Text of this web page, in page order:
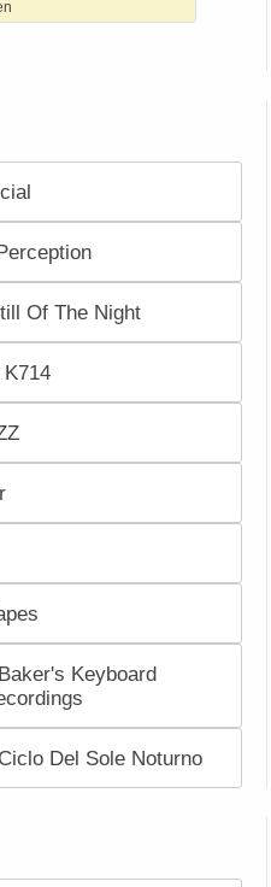
Of The Night
Keyboard
Del Sole Noturno